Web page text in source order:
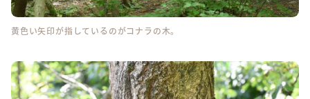
黄色い矢印が指しているのがコナラの木。